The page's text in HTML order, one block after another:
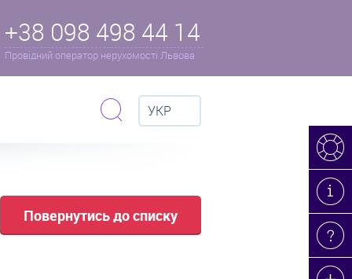
+38 098 498 44 14
Провідний оператор нерухомості Львова
УКР
Повернутись до списку